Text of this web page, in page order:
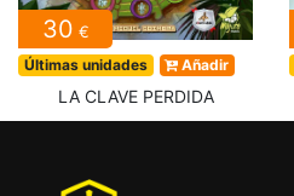
30 €
Últimas unidades Añadir
LA CLAVE PERDIDA